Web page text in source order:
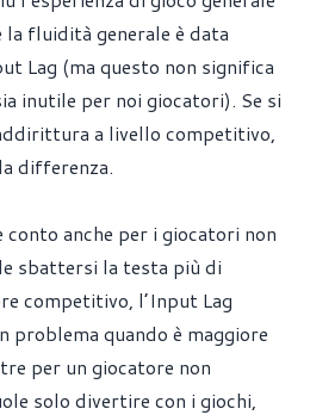
fluidità generale è data
Lag (ma questo non significa
inutile per noi giocatori). Se si
a livello competitivo,
differenza.
conto anche per i giocatori non
sbattersi la testa più di
competitivo, l’Input Lag
problema quando è maggiore
per un giocatore non
solo divertire con i giochi,